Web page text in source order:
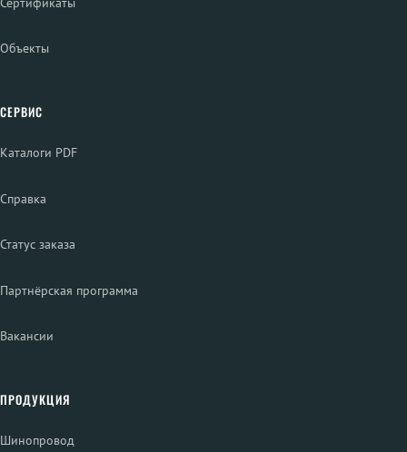
Объекты
СЕРВИС
Каталоги PDF
Справка
Статус заказа
Партнёрская программа
Вакансии
ПРОДУКЦИЯ
Шинопровод